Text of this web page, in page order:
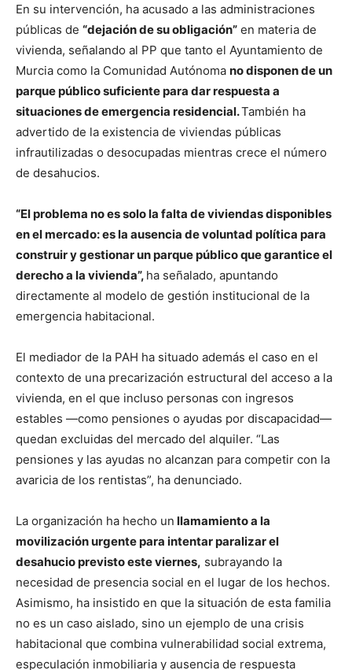
En su intervención, ha acusado a las administraciones
públicas de “dejación de su obligación” en materia de
vivienda, señalando al PP que tanto el Ayuntamiento de
Murcia como la Comunidad Autónoma no disponen de un
parque público suficiente para dar respuesta a
situaciones de emergencia residencial.También ha
advertido de la existencia de viviendas públicas
infrautilizadas o desocupadas mientras crece el número
de desahucios.
“El problema no es solo la falta de viviendas disponibles
en el mercado: es la ausencia de voluntad política para
construir y gestionar un parque público que garantice el
derecho a la vivienda”, ha señalado, apuntando
directamente al modelo de gestión institucional de la
emergencia habitacional.
El mediador de la PAH ha situado además el caso en el
contexto de una precarización estructural del acceso a la
vivienda, en el que incluso personas con ingresos
estables —como pensiones o ayudas por discapacidad—
quedan excluidas del mercado del alquiler. “Las
pensiones y las ayudas no alcanzan para competir con la
avaricia de los rentistas”, ha denunciado.
La organización ha hecho un llamamiento a la
movilización urgente para intentar paralizar el
desahucio previsto este viernes, subrayando la
necesidad de presencia social en el lugar de los hechos.
Asimismo, ha insistido en que la situación de esta familia
no es un caso aislado, sino un ejemplo de una crisis
habitacional que combina vulnerabilidad social extrema,
especulación inmobiliaria y ausencia de respuesta